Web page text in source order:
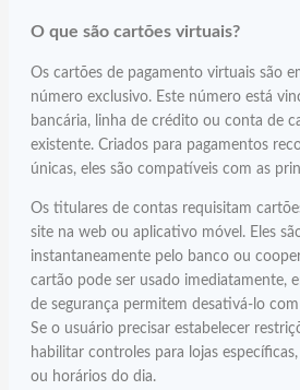
O que são cartões virtuais?
Os cartões de pagamento virtuais são
número exclusivo. Este número está
bancária, linha de crédito ou conta de
existente. Criados para pagamentos
únicas, eles são compatíveis com as
Os titulares de contas requisitam
site na web ou aplicativo móvel. Eles
instantaneamente pelo banco ou
cartão pode ser usado imediatamente,
de segurança permitem desativá-lo
Se o usuário precisar estabelecer
habilitar controles para lojas
ou horários do dia.